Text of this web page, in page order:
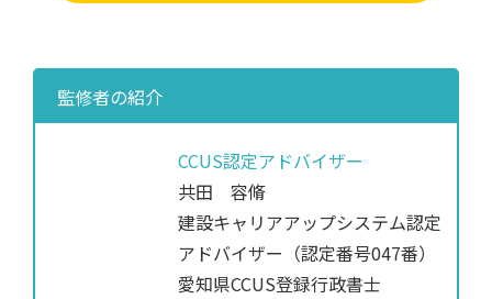
監修者の紹介
CCUS認定アドバイザー
共田 容脩
建設キャリアアップシステム認定
アドバイザー（認定番号047番）
愛知県CCUS登録行政書士